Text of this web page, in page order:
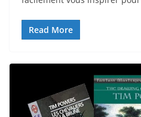
Read More